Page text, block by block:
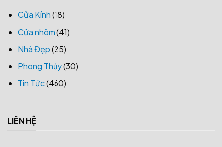
Cửa Kính(18)
Cửa nhôm(41)
Nhà Đẹp(25)
Phong Thủy(30)
Tin Tức(460)
LIÊN HỆ